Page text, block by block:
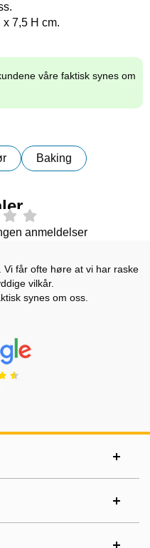
7,5 H cm.
våre faktisk synes om
Baking
anmeldelser
får ofte høre at vi har raske
vilkår.
synes om oss.
Vurdering: 4.6 Stjerne